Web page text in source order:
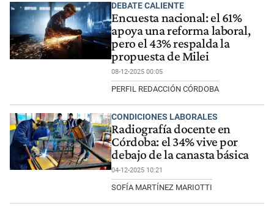
DEBATE CALIENTE
Encuesta nacional: el 61%
apoya una reforma laboral,
pero el 43% respalda la
propuesta de Milei
08-12-2025 00:05
PERFIL REDACCIÓN CÓRDOBA
CONDICIONES LABORALES
Radiografía docente en
Córdoba: el 34% vive por
debajo de la canasta básica
04-12-2025 10:21
SOFÍA MARTÍNEZ MARIOTTI